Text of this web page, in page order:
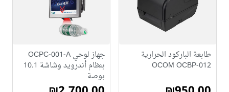
طابعة الباركود الحرارية
OCOM OCBP-012
جهاز لوحي OCPC-001-A
بنظام أندرويد وشاشة 10.1
بوصة